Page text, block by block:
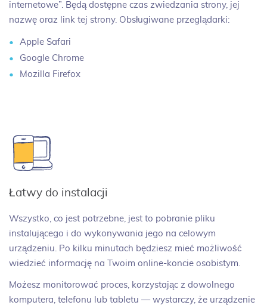
internetowe”. Będą dostępne czas zwiedzania strony, jej
nazwę oraz link tej strony. Obsługiwane przeglądarki:
Apple Safari
Google Chrome
Mozilla Firefox
Łatwy do instalacji
Wszystko, co jest potrzebne, jest to pobranie pliku
instalującego i do wykonywania jego na celowym
urządzeniu. Po kilku minutach będziesz mieć możliwość
wiedzieć informację na Twoim online-koncie osobistym.
Możesz monitorować proces, korzystając z dowolnego
komputera, telefonu lub tabletu — wystarczy, że urządzenie